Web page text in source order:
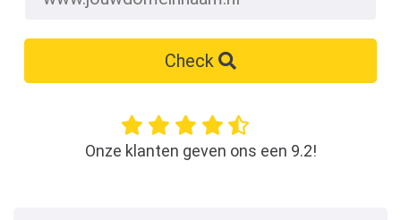
Check
Onze klanten geven ons een 9.2!